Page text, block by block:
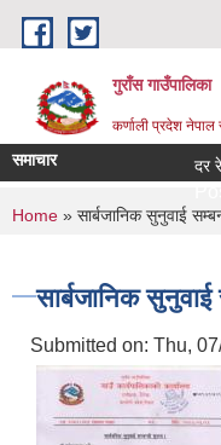
Skip to main content
गुराँस गाउँपालिका
कर्णाली प्रदेश नेपाल
समाचार दर
You are here
Home » सार्बजानिक सुनुवाई
सार्बजानिक
Submitted on: Thu,